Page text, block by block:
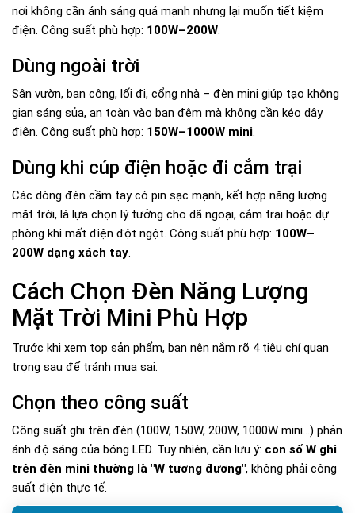
nơi không cần ánh sáng quá mạnh nhưng lại muốn tiết kiệm
điện. Công suất phù hợp: 100W–200W.
Dùng ngoài trời
Sân vườn, ban công, lối đi, cổng nhà – đèn mini giúp tạo không
gian sáng sủa, an toàn vào ban đêm mà không cần kéo dây
điện. Công suất phù hợp: 150W–1000W mini.
Dùng khi cúp điện hoặc đi cắm trại
Các dòng đèn cầm tay có pin sạc mạnh, kết hợp năng lượng
mặt trời, là lựa chọn lý tưởng cho dã ngoại, cắm trại hoặc dự
phòng khi mất điện đột ngột. Công suất phù hợp: 100W–
200W dạng xách tay.
Cách Chọn Đèn Năng Lượng
Mặt Trời Mini Phù Hợp
Trước khi xem top sản phẩm, bạn nên nắm rõ 4 tiêu chí quan
trọng sau để tránh mua sai:
Chọn theo công suất
Công suất ghi trên đèn (100W, 150W, 200W, 1000W mini...) phản
ánh độ sáng của bóng LED. Tuy nhiên, cần lưu ý: con số W ghi
trên đèn mini thường là "W tương đương", không phải công
suất điện thực tế.